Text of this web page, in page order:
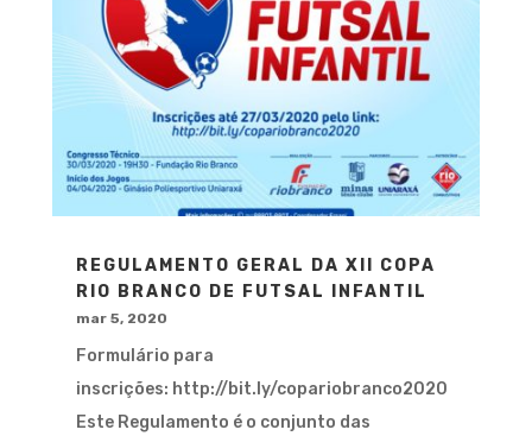
REGULAMENTO GERAL DA XII COPA
RIO BRANCO DE FUTSAL INFANTIL
mar 5, 2020
Formulário para
inscrições: http://bit.ly/copariobranco2020
Este Regulamento é o conjunto das